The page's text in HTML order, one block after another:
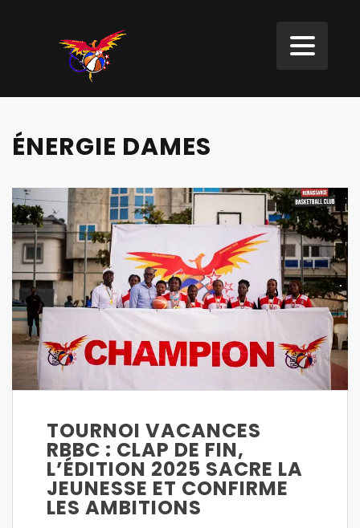
ÉNERGIE DAMES
TOURNOI VACANCES
RBBC : CLAP DE FIN,
L’ÉDITION 2025 SACRE LA
JEUNESSE ET CONFIRME
LES AMBITIONS